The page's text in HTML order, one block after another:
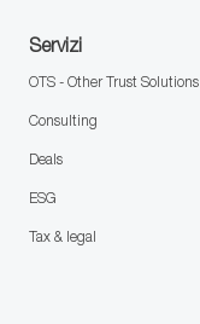
Servizi
OTS - Other Trust Solutions
Consulting
Deals
ESG
Tax & legal